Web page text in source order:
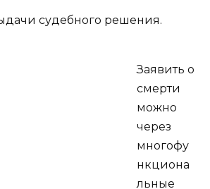
судебного решения.
Заявить о
смерти
можно
через
многофу
нкциона
льные